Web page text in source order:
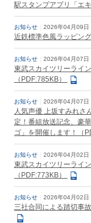
駅スタンプアプリ「エ
お知らせ 2026年04月09日
近鉄標準色風ラッピン
お知らせ 2026年04月07日
東武スカイツリーライ
（PDF:785KB）
お知らせ 2026年04月07日
人気声優 上坂すみれさ
定！番組放送記念、豪
ゴ」を開催します！（
お知らせ 2026年04月02日
東武スカイツリーライ
（PDF:773KB）
お知らせ 2026年04月02日
三社合同による踏切事